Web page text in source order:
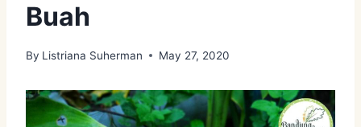
Buah
By Listriana Suherman May 27, 2020